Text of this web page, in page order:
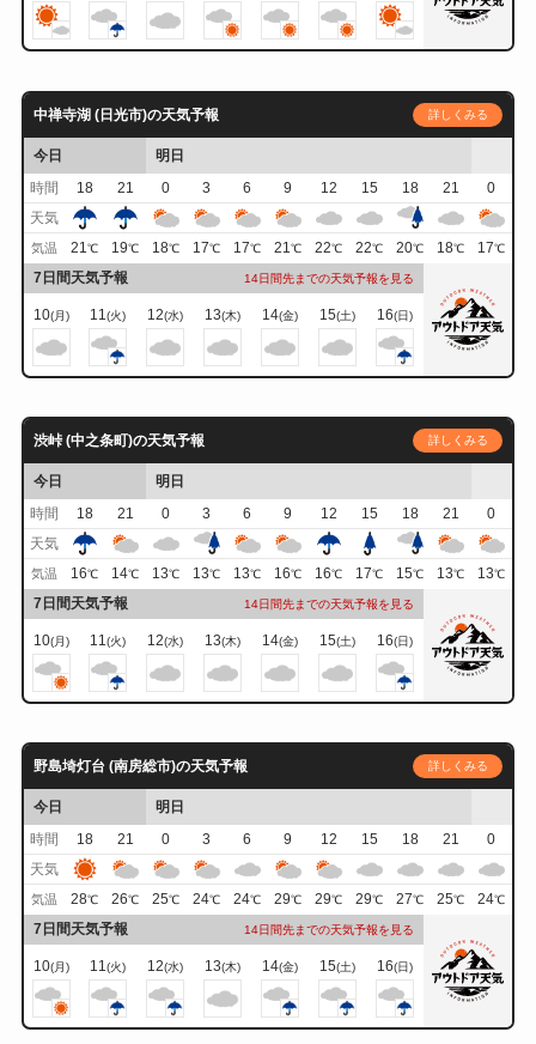
中禅寺湖 (日光市)の天気予報 詳しくみる
今日
明日
時間
18 21 0 3 6 9 12 15 18 21
0
天気
気温 21℃ 19℃ 18℃ 17℃ 17℃ 21℃ 22℃ 22℃ 20℃ 18℃ 17℃
7日間天気予報 14日間先までの天気予報を見る
10(月) 11(火) 12(水) 13(木) 14(金) 15(土) 16(日)
渋峠 (中之条町)の天気予報 詳しくみる
今日
明日
時間
18 21 0 3 6 9 12 15 18 21
0
天気
気温 16℃ 14℃ 13℃ 13℃ 13℃ 16℃ 16℃ 17℃ 15℃ 13℃ 13℃
7日間天気予報 14日間先までの天気予報を見る
10(月) 11(火) 12(水) 13(木) 14(金) 15(土) 16(日)
野島埼灯台 (南房総市)の天気予報 詳しくみる
今日
明日
時間
18 21 0 3 6 9 12 15 18 21
0
天気
気温 28℃ 26℃ 25℃ 24℃ 24℃ 29℃ 29℃ 29℃ 27℃ 25℃ 24℃
7日間天気予報 14日間先までの天気予報を見る
10(月) 11(火) 12(水) 13(木) 14(金) 15(土) 16(日)